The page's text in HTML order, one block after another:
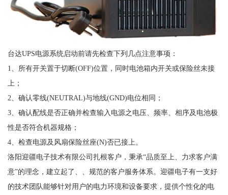
台达UPS电源系统启动前请先检查下列几点注意事项：
1、所有开关置于切断(OFF)位置，同时电池箱内开关或保险丝未接
上；
2、确认零线(NEUTRAL)与地线(GND)电位相同；
3、确认配线是否正确并检查输入电源之电压、频率、相序及电池极
性是否符合机器规格；
4、检查电源及风扇保险丝座(N)否已接上。
洛阳迎疆电子技术有限公司扎根客户，秉承“品质至上、力求客户满
意”的理念，建立起了、、规范的客户服务体系。迎疆电子有一支好
的技术团队能够针对用户的电力环境和设备要求，提供个性化的电